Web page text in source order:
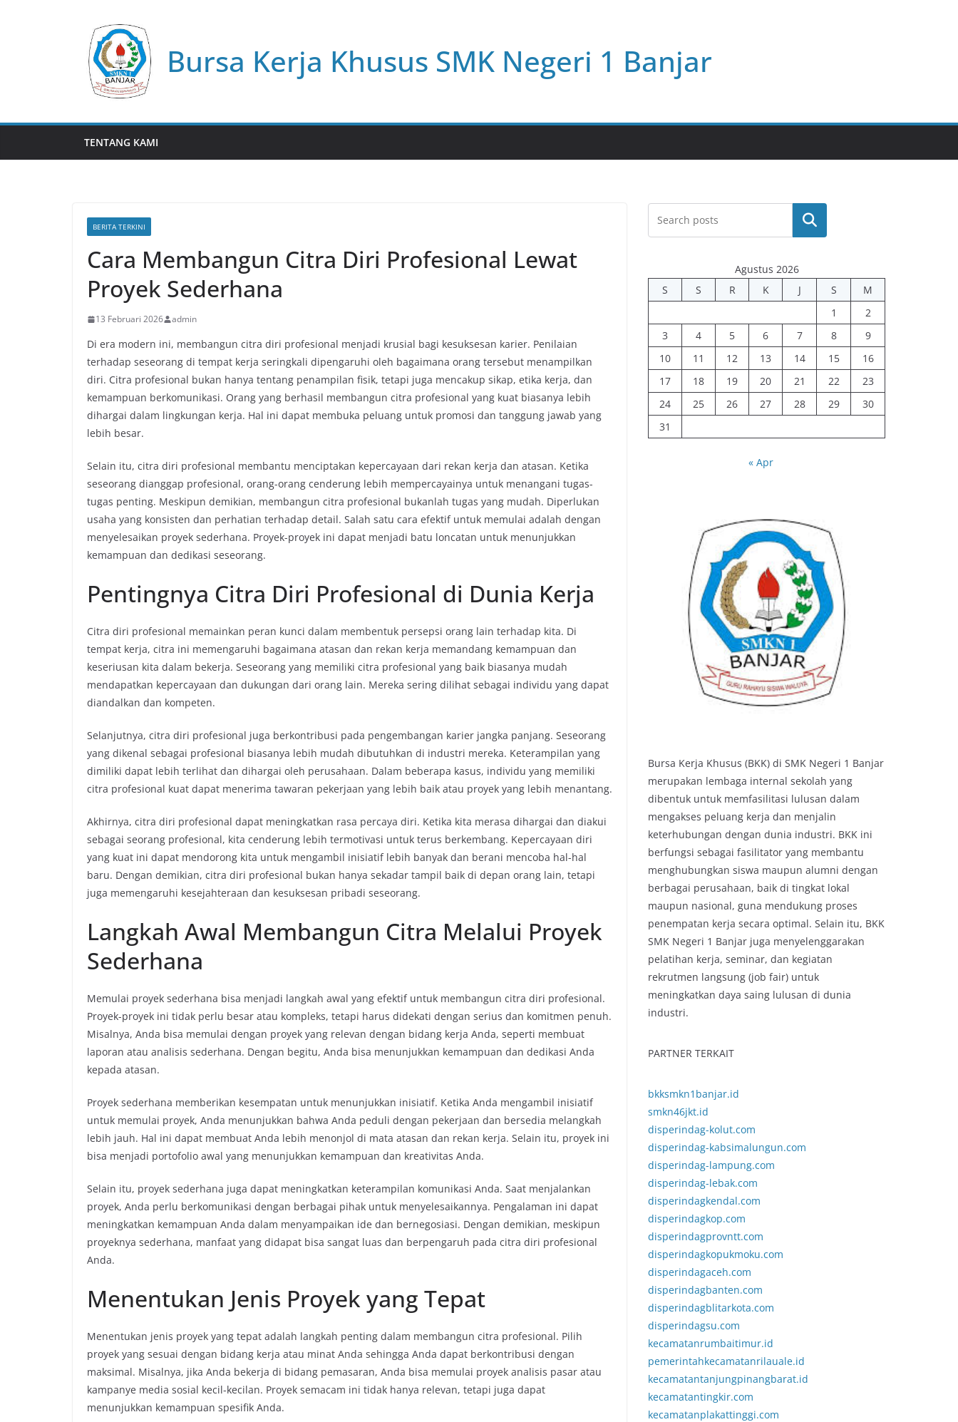
Bursa Kerja Khusus SMK Negeri 1 Banjar
TENTANG KAMI
BERITA TERKINI
Cara Membangun Citra Diri Profesional Lewat
Proyek Sederhana
13 Februari 2026 admin
Di era modern ini, membangun citra diri profesional menjadi krusial bagi kesuksesan karier. Penilaian
terhadap seseorang di tempat kerja seringkali dipengaruhi oleh bagaimana orang tersebut menampilkan
diri. Citra profesional bukan hanya tentang penampilan fisik, tetapi juga mencakup sikap, etika kerja, dan
kemampuan berkomunikasi. Orang yang berhasil membangun citra profesional yang kuat biasanya lebih
dihargai dalam lingkungan kerja. Hal ini dapat membuka peluang untuk promosi dan tanggung jawab yang
lebih besar.
Selain itu, citra diri profesional membantu menciptakan kepercayaan dari rekan kerja dan atasan. Ketika
seseorang dianggap profesional, orang-orang cenderung lebih mempercayainya untuk menangani tugas-
tugas penting. Meskipun demikian, membangun citra profesional bukanlah tugas yang mudah. Diperlukan
usaha yang konsisten dan perhatian terhadap detail. Salah satu cara efektif untuk memulai adalah dengan
menyelesaikan proyek sederhana. Proyek-proyek ini dapat menjadi batu loncatan untuk menunjukkan
kemampuan dan dedikasi seseorang.
Pentingnya Citra Diri Profesional di Dunia Kerja
Citra diri profesional memainkan peran kunci dalam membentuk persepsi orang lain terhadap kita. Di
tempat kerja, citra ini memengaruhi bagaimana atasan dan rekan kerja memandang kemampuan dan
keseriusan kita dalam bekerja. Seseorang yang memiliki citra profesional yang baik biasanya mudah
mendapatkan kepercayaan dan dukungan dari orang lain. Mereka sering dilihat sebagai individu yang dapat
diandalkan dan kompeten.
Selanjutnya, citra diri profesional juga berkontribusi pada pengembangan karier jangka panjang. Seseorang
yang dikenal sebagai profesional biasanya lebih mudah dibutuhkan di industri mereka. Keterampilan yang
dimiliki dapat lebih terlihat dan dihargai oleh perusahaan. Dalam beberapa kasus, individu yang memiliki
citra profesional kuat dapat menerima tawaran pekerjaan yang lebih baik atau proyek yang lebih menantang.
Akhirnya, citra diri profesional dapat meningkatkan rasa percaya diri. Ketika kita merasa dihargai dan diakui
sebagai seorang profesional, kita cenderung lebih termotivasi untuk terus berkembang. Kepercayaan diri
yang kuat ini dapat mendorong kita untuk mengambil inisiatif lebih banyak dan berani mencoba hal-hal
baru. Dengan demikian, citra diri profesional bukan hanya sekadar tampil baik di depan orang lain, tetapi
juga memengaruhi kesejahteraan dan kesuksesan pribadi seseorang.
Langkah Awal Membangun Citra Melalui Proyek
Sederhana
Memulai proyek sederhana bisa menjadi langkah awal yang efektif untuk membangun citra diri profesional.
Proyek-proyek ini tidak perlu besar atau kompleks, tetapi harus didekati dengan serius dan komitmen penuh.
Misalnya, Anda bisa memulai dengan proyek yang relevan dengan bidang kerja Anda, seperti membuat
laporan atau analisis sederhana. Dengan begitu, Anda bisa menunjukkan kemampuan dan dedikasi Anda
kepada atasan.
Proyek sederhana memberikan kesempatan untuk menunjukkan inisiatif. Ketika Anda mengambil inisiatif
untuk memulai proyek, Anda menunjukkan bahwa Anda peduli dengan pekerjaan dan bersedia melangkah
lebih jauh. Hal ini dapat membuat Anda lebih menonjol di mata atasan dan rekan kerja. Selain itu, proyek ini
bisa menjadi portofolio awal yang menunjukkan kemampuan dan kreativitas Anda.
Selain itu, proyek sederhana juga dapat meningkatkan keterampilan komunikasi Anda. Saat menjalankan
proyek, Anda perlu berkomunikasi dengan berbagai pihak untuk menyelesaikannya. Pengalaman ini dapat
meningkatkan kemampuan Anda dalam menyampaikan ide dan bernegosiasi. Dengan demikian, meskipun
proyeknya sederhana, manfaat yang didapat bisa sangat luas dan berpengaruh pada citra diri profesional
Anda.
Menentukan Jenis Proyek yang Tepat
Menentukan jenis proyek yang tepat adalah langkah penting dalam membangun citra profesional. Pilih
proyek yang sesuai dengan bidang kerja atau minat Anda sehingga Anda dapat berkontribusi dengan
maksimal. Misalnya, jika Anda bekerja di bidang pemasaran, Anda bisa memulai proyek analisis pasar atau
kampanye media sosial kecil-kecilan. Proyek semacam ini tidak hanya relevan, tetapi juga dapat
menunjukkan kemampuan spesifik Anda.
Cari
Agustus 2026
S
S R K J S
M
1
2
3
4 5 6 7 8
9
10
11 12 13 14 15
16
17
18 19 20 21 22
23
24
25 26 27 28 29
30
31
« Apr
Bursa Kerja Khusus (BKK) di SMK Negeri 1 Banjar
merupakan lembaga internal sekolah yang
dibentuk untuk memfasilitasi lulusan dalam
mengakses peluang kerja dan menjalin
keterhubungan dengan dunia industri. BKK ini
berfungsi sebagai fasilitator yang membantu
menghubungkan siswa maupun alumni dengan
berbagai perusahaan, baik di tingkat lokal
maupun nasional, guna mendukung proses
penempatan kerja secara optimal. Selain itu, BKK
SMK Negeri 1 Banjar juga menyelenggarakan
pelatihan kerja, seminar, dan kegiatan
rekrutmen langsung (job fair) untuk
meningkatkan daya saing lulusan di dunia
industri.
PARTNER TERKAIT
bkksmkn1banjar.id
smkn46jkt.id
disperindag-kolut.com
disperindag-kabsimalungun.com
disperindag-lampung.com
disperindag-lebak.com
disperindagkendal.com
disperindagkop.com
disperindagprovntt.com
disperindagkopukmoku.com
disperindagaceh.com
disperindagbanten.com
disperindagblitarkota.com
disperindagsu.com
kecamatanrumbaitimur.id
pemerintahkecamatanrilauale.id
kecamatantanjungpinangbarat.id
kecamatantingkir.com
kecamatanplakattinggi.com